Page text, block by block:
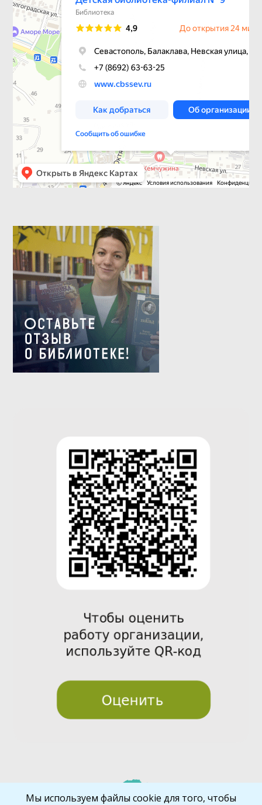
Мы используем файлы cookie для того, чтобы